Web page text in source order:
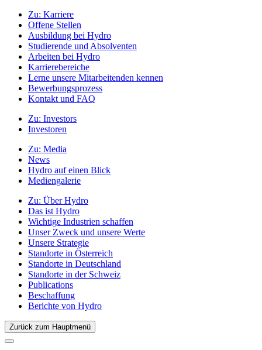
Zu: Karriere
Offene Stellen
Ausbildung bei Hydro
Studierende und Absolventen
Arbeiten bei Hydro
Karrierebereiche
Lerne unsere Mitarbeitenden kennen
Bewerbungsprozess
Kontakt und FAQ
Zu: Investors
Investoren
Zu: Media
News
Hydro auf einen Blick
Mediengalerie
Zu: Über Hydro
Das ist Hydro
Wichtige Industrien schaffen
Unser Zweck und unsere Werte
Unsere Strategie
Standorte in Österreich
Standorte in Deutschland
Standorte in der Schweiz
Publications
Beschaffung
Berichte von Hydro
Zurück zum Hauptmenü